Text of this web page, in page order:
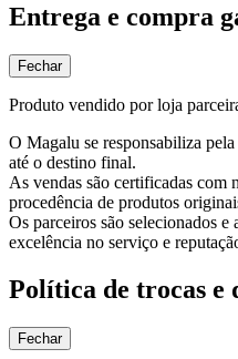
Entrega e compra
Fechar
Produto vendido por loja
O Magalu se responsabiliza
até o destino final.
As vendas são certificadas com
procedência de produtos
Os parceiros são selecionados
excelência no serviço e
Política de trocas e
Fechar